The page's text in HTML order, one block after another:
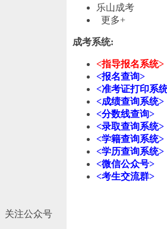
乐山成考
更多+
成考系统:
<指导报名系统>
<报名查询>
<准考证打印系
<成绩查询系统>
<分数线查询>
<录取查询系统>
<学籍查询系统>
<学历查询系统>
<微信公众号>
<考生交流群>
关注公众号